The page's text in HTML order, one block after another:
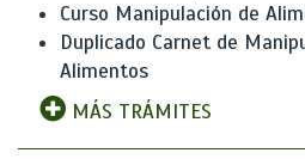
Curso Manipulación de
Duplicado Carnet de
Alimentos
MÁS TRÁMITES